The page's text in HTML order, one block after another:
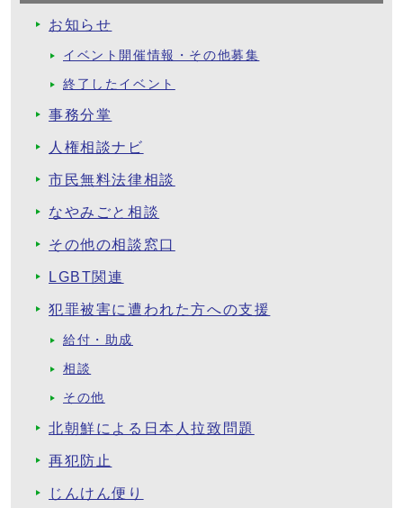
お知らせ
イベント開催情報・その他募集
終了したイベント
事務分掌
人権相談ナビ
市民無料法律相談
なやみごと相談
その他の相談窓口
LGBT関連
犯罪被害に遭われた方への支援
給付・助成
相談
その他
北朝鮮による日本人拉致問題
再犯防止
じんけん便り